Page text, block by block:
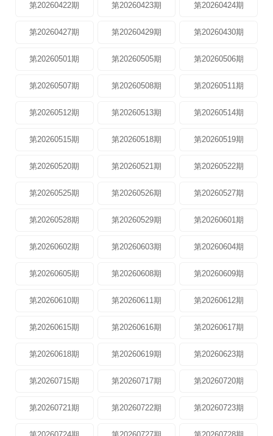
第20260422期 第20260423期 第20260424期
第20260427期 第20260429期 第20260430期
第20260501期 第20260505期 第20260506期
第20260507期 第20260508期 第20260511期
第20260512期 第20260513期 第20260514期
第20260515期 第20260518期 第20260519期
第20260520期 第20260521期 第20260522期
第20260525期 第20260526期 第20260527期
第20260528期 第20260529期 第20260601期
第20260602期 第20260603期 第20260604期
第20260605期 第20260608期 第20260609期
第20260610期 第20260611期 第20260612期
第20260615期 第20260616期 第20260617期
第20260618期 第20260619期 第20260623期
第20260715期 第20260717期 第20260720期
第20260721期 第20260722期 第20260723期